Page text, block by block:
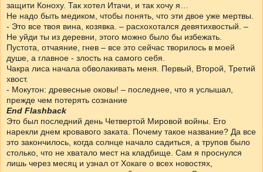
защити Коноху. Так хотел Итачи, и так хочу я…
Не надо быть медиком, чтобы понять, что эти двое уже мертвы.
- Это все твоя вина, козявка. – расхохотался девятихвостый. –
Не уйди ты из деревни, этого можно было бы избежать.
Пустота, отчаяние, гнев – все это сейчас творилось в моей
душе, а главное - злость на самого себя.
Чакра лиса начала обволакивать меня. Первый, Второй, Третий
хвост.
- Мокутон: древесные оковы! – последнее, что я услышал,
прежде чем потерять сознание
End Flashback
Это был последний день Четвертой Мировой войны. Его
нарекли днем кровавого заката. Почему такое название? Да все
это закончилось, когда солнце начало садиться, а трупов было
столько, что не хватало мест на кладбище. Сам я проснулся
лишь через месяц и узнал от Хокаге о всех новостях,